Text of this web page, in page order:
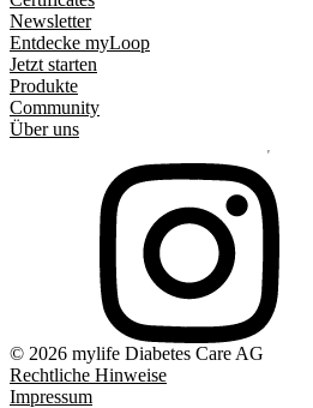
Newsletter
Entdecke myLoop
Jetzt starten
Produkte
Community
Über uns
© 2026 mylife Diabetes Care AG
Rechtliche Hinweise
Impressum